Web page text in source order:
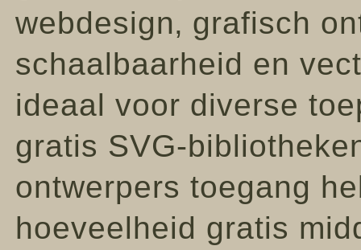
webdesign‚ grafisch
schaalbaarheid en
ideaal voor diverse
gratis SVG-
ontwerpers toegang
hoeveelheid gratis